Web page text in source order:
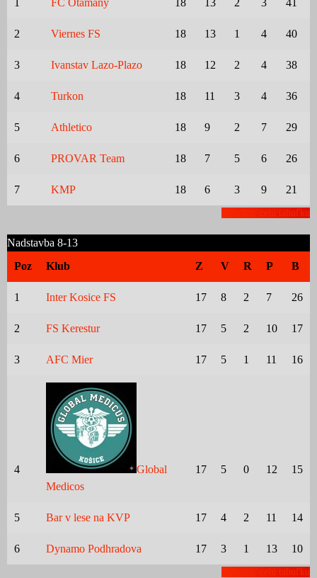
2 Viernes FS 18 13 1 4 40
3 Ivanstav Lazo-Plazo 18 12 2 4 38
4 Turkon 18 11 3 4 36
5 Athletico 18 9 2 7 29
6 PROVAR Team 18 7 5 6 26
7 KMP 18 6 3 9 21
Zobraziť celú tabuľku
Nadstavba 8-13
Poz
Klub Z V R P B
1 Inter Kosice FS 17 8 2 7 26
2 FS Kerestur 17 5 2 10 17
3 AFC Mier 17 5 1 11 16
4
Global
Medicos
17 5 0 12 15
5 Bar v lese na KVP 17 4 2 11 14
6 Dynamo Podhradova 17 3 1 13 10
Zobraziť celú tabuľku